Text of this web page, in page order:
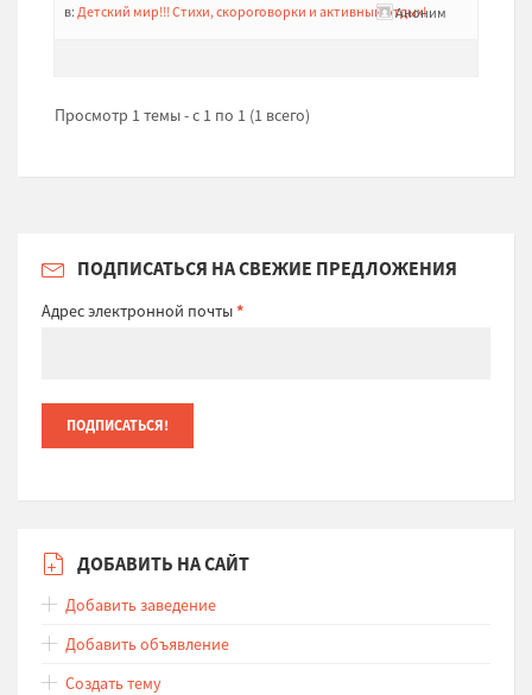
в: Детский мир!!! Стихи, скороговорки и активный отдых!
Аноним
Просмотр 1 темы - с 1 по 1 (1 всего)
ПОДПИСАТЬСЯ НА СВЕЖИЕ ПРЕДЛОЖЕНИЯ
Адрес электронной почты*
ДОБАВИТЬ НА САЙТ
Добавить заведение
Добавить объявление
Создать тему